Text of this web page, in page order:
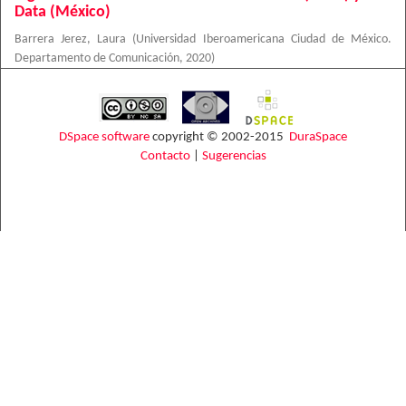
Data (México)
Barrera Jerez, Laura (Universidad Iberoamericana Ciudad de México.
Departamento de Comunicación, 2020)
DSpace software copyright © 2002-2015 DuraSpace
Contacto| Sugerencias